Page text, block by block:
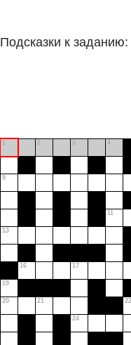
Подсказки к заданию:
1 2 3 4
9
11
13
16 17
19
20 21 22
24